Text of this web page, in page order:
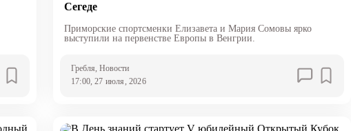
Сегеде
Приморские спортсменки Елизавета и Мария Сомовы ярко
выступили на первенстве Европы в Венгрии.
Гребля , Новости
17:00, 27 июля, 2026